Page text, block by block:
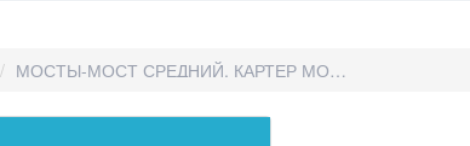
МОСТЫ-МОСТ СРЕДНИЙ. КАРТЕР МОСТА С